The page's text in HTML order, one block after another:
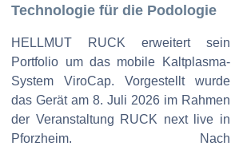
Technologie für die Podologie
HELLMUT RUCK erweitert sein
Portfolio um das mobile Kaltplasma-
System ViroCap. Vorgestellt wurde
das Gerät am 8. Juli 2026 im Rahmen
der Veranstaltung RUCK next live in
Pforzheim. Nach